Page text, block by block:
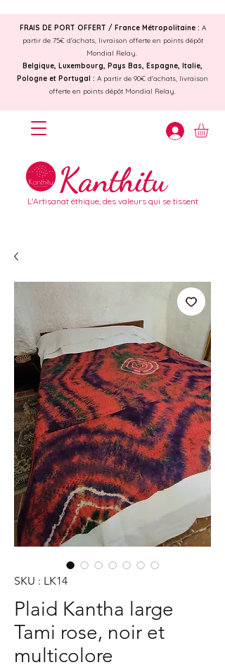
Kanthitu
L'Artisanat éthique, des valeurs qui se tissent
FRAIS DE PORT OFFERT / France Métropolitaine : A
partir de 75€ d'achats, livraison offerte en points dépôt
Mondial Relay.
Belgique, Luxembourg, Pays Bas, Espagne, Italie,
Pologne et Portugal : A partir de 90€ d'achats, livraison
offerte en points dépôt Mondial Relay.
SKU : LK14
Plaid Kantha large
Tami rose, noir et
multicolore